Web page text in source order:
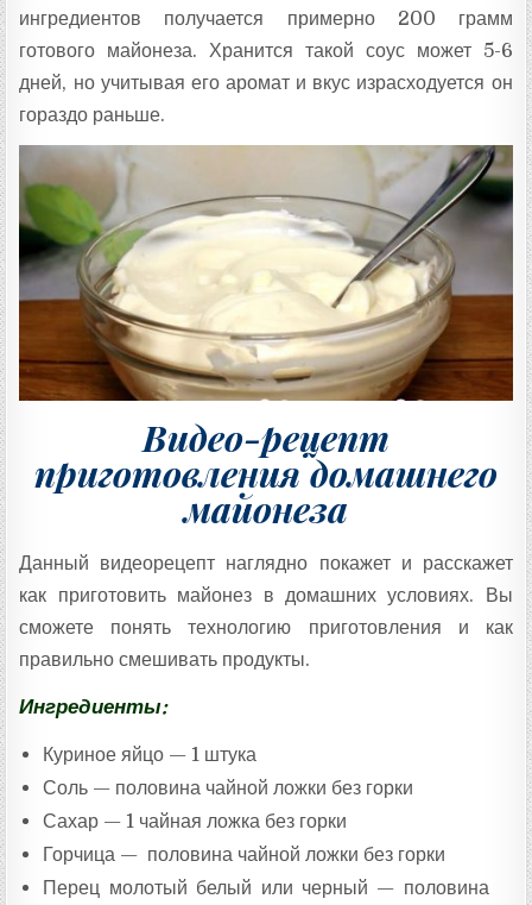
ингредиентов получается примерно 200 грамм
готового майонеза. Хранится такой соус может 5-6
дней, но учитывая его аромат и вкус израсходуется он
гораздо раньше.
Видео-рецепт
приготовления домашнего
майонеза
Данный видеорецепт наглядно покажет и расскажет
как приготовить майонез в домашних условиях. Вы
сможете понять технологию приготовления и как
правильно смешивать продукты.
Ингредиенты:
Куриное яйцо — 1 штука
Соль — половина чайной ложки без горки
Сахар — 1 чайная ложка без горки
Горчица — половина чайной ложки без горки
Перец молотый белый или черный — половина